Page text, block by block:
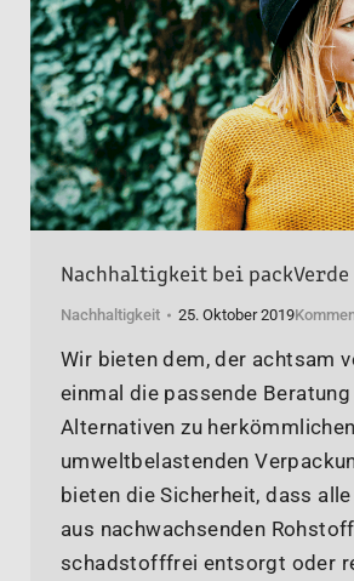
Nachhaltigkeit bei packVerde
Nachhaltigkeit 25. Oktober 2019
Wir bieten dem, der achtsam
einmal die passende
Alternativen zu herkömmlichen
umweltbelastenden
bieten die Sicherheit, dass
aus nachwachsenden
schadstofffrei entsorgt oder